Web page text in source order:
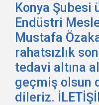
Konya Şubesi
Endüstri
Mustafa
rahatsızlık
tedavi altına
geçmiş olsun
dileriz.